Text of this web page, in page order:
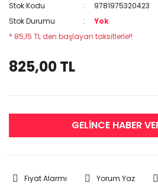
Stok Kodu
9781975320423
Stok Durumu
Yok
* 85,15 TL den başlayan taksitlerle!!
825,00 TL
GELİNCE HABER
Fiyat Alarmı Yorum Yaz